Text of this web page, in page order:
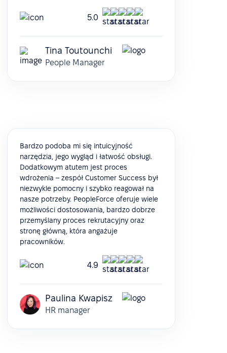
5.0
Tina Toutounchi
People Manager
Bardzo podoba mi się intuicyjność
narzędzia, jego wygląd i łatwość obsługi.
Dodatkowym atutem jest proces
wdrożenia – zespół Customer Success był
niezwykle pomocny i szybko reagował na
nasze potrzeby. PeopleForce oferuje wiele
możliwości dostosowania, bardzo dobrze
przemyślany proces rekrutacyjny oraz
stronę główną, która angażuje
pracowników.
4.9
Paulina Kwapisz
HR manager